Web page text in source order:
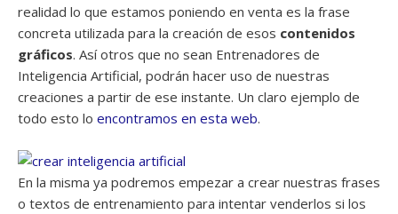
realidad lo que estamos poniendo en venta es la frase
concreta utilizada para la creación de esos contenidos
gráficos. Así otros que no sean Entrenadores de
Inteligencia Artificial, podrán hacer uso de nuestras
creaciones a partir de ese instante. Un claro ejemplo de
todo esto lo encontramos en esta web.
En la misma ya podremos empezar a crear nuestras frases
o textos de entrenamiento para intentar venderlos si los